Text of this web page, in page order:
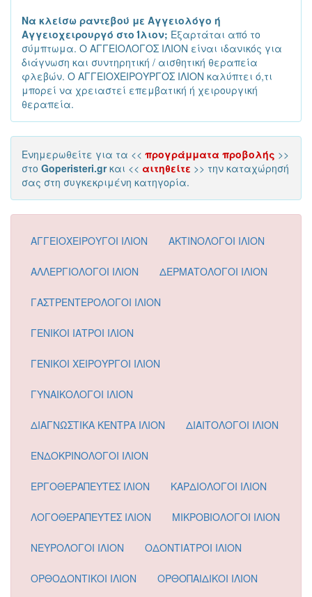
Να κλείσω ραντεβού με Αγγειολόγο ή
Αγγειοχειρουργό στο Ίλιον; Εξαρτάται από το
σύμπτωμα. Ο ΑΓΓΕΙΟΛΟΓΟΣ ΙΛΙΟΝ είναι ιδανικός για
διάγνωση και συντηρητική / αισθητική θεραπεία
φλεβών. Ο ΑΓΓΕΙΟΧΕΙΡΟΥΡΓΟΣ ΙΛΙΟΝ καλύπτει ό,τι
μπορεί να χρειαστεί επεμβατική ή χειρουργική
θεραπεία.
Ενημερωθείτε για τα << προγράμματα προβολής >>
στο Goperisteri.grκαι << αιτηθείτε >> την καταχώρησή
σας στη συγκεκριμένη κατηγορία.
ΑΓΓΕΙΟΧΕΙΡΟΥΓΟΙ ΙΛΙΟΝ ΑΚΤΙΝΟΛΟΓΟΙ ΙΛΙΟΝ
ΑΛΛΕΡΓΙΟΛΟΓΟΙ ΙΛΙΟΝ ΔΕΡΜΑΤΟΛΟΓΟΙ ΙΛΙΟΝ
ΓΑΣΤΡΕΝΤΕΡΟΛΟΓΟΙ ΙΛΙΟΝ
ΓΕΝΙΚΟΙ ΙΑΤΡΟΙ ΙΛΙΟΝ
ΓΕΝΙΚΟΙ ΧΕΙΡΟΥΡΓΟΙ ΙΛΙΟΝ
ΓΥΝΑΙΚΟΛΟΓΟΙ ΙΛΙΟΝ
ΔΙΑΓΝΩΣΤΙΚΑ ΚΕΝΤΡΑ ΙΛΙΟΝ ΔΙΑΙΤΟΛΟΓΟΙ ΙΛΙΟΝ
ΕΝΔΟΚΡΙΝΟΛΟΓΟΙ ΙΛΙΟΝ
ΕΡΓΟΘΕΡΑΠΕΥΤΕΣ ΙΛΙΟΝ ΚΑΡΔΙΟΛΟΓΟΙ ΙΛΙΟΝ
ΛΟΓΟΘΕΡΑΠΕΥΤΕΣ ΙΛΙΟΝ ΜΙΚΡΟΒΙΟΛΟΓΟΙ ΙΛΙΟΝ
ΝΕΥΡΟΛΟΓΟΙ ΙΛΙΟΝ ΟΔΟΝΤΙΑΤΡΟΙ ΙΛΙΟΝ
ΟΡΘΟΔΟΝΤΙΚΟΙ ΙΛΙΟΝ ΟΡΘΟΠΑΙΔΙΚΟΙ ΙΛΙΟΝ